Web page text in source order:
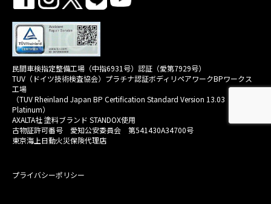
民間車検指定整備工場（中指6931号）認証（愛第7929号）
TUV（ドイツ技術検査協会）プラチナ認証ボディリペアワークBPワークス
工場
（TUV Rheinland Japan BP Certification Standard Version 13.03
Platinum）
AXALTA社 塗料ブランド STANDOX使用
古物証許可番号 愛知公安委員会 第541430A34700号
東京海上日動火災保険代理店
プライバシーポリシー